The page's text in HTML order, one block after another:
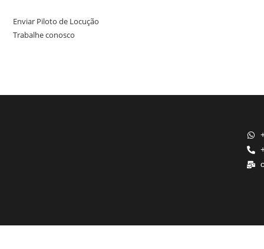
Enviar Piloto de Locução
Trabalhe conosco